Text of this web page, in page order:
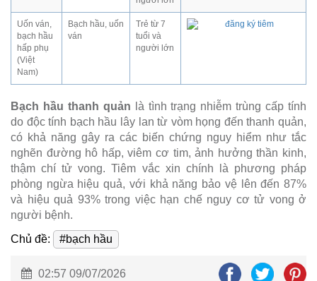
Uốn ván,
bạch hầu
hấp phụ
(Việt
Nam)
Bạch hầu, uốn
ván
Trẻ từ 7
tuổi và
người lớn
Bạch hầu thanh quản là tình trạng nhiễm trùng cấp tính
do độc tính bạch hầu lây lan từ vòm họng đến thanh quản,
có khả năng gây ra các biến chứng nguy hiểm như tắc
nghẽn đường hô hấp, viêm cơ tim, ảnh hưởng thần kinh,
thậm chí tử vong. Tiêm vắc xin chính là phương pháp
phòng ngừa hiệu quả, với khả năng bảo vệ lên đến 87%
và hiệu quả 93% trong việc hạn chế nguy cơ tử vong ở
người bệnh.
Chủ đề:
#bạch hầu
02:57 09/07/2026